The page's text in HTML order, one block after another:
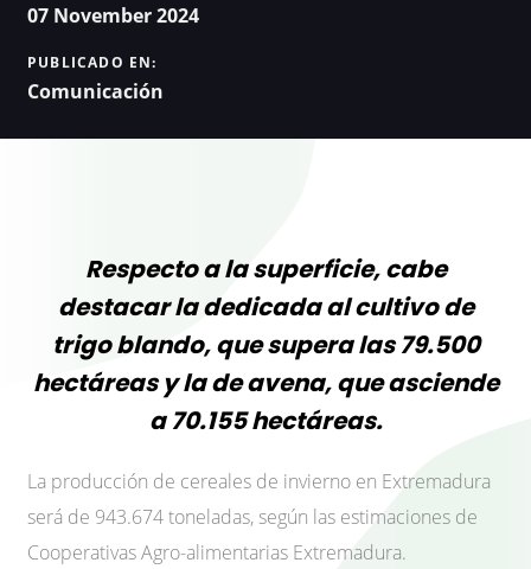
07 November 2024
PUBLICADO EN:
Comunicación
Respecto a la superficie, cabe
destacar la dedicada al cultivo de
trigo blando, que supera las 79.500
hectáreas y la de avena, que asciende
a 70.155 hectáreas.
La producción de cereales de invierno en Extremadura
será de 943.674 toneladas, según las estimaciones de
Cooperativas Agro-alimentarias Extremadura.